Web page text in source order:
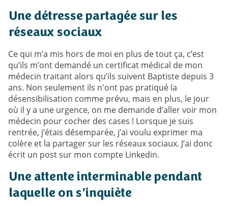
Une détresse partagée sur les
réseaux sociaux
Ce qui m’a mis hors de moi en plus de tout ça, c’est
qu’ils m’ont demandé un certificat médical de mon
médecin traitant alors qu’ils suivent Baptiste depuis 3
ans. Non seulement ils n'ont pas pratiqué la
désensibilisation comme prévu, mais en plus, le jour
où il y a une urgence, on me demande d’aller voir mon
médecin pour cocher des cases ! Lorsque je suis
rentrée, j’étais désemparée, j’ai voulu exprimer ma
colère et la partager sur les réseaux sociaux. J’ai donc
écrit un post sur mon compte Linkedin.
Une attente interminable pendant
laquelle on s’inquiète